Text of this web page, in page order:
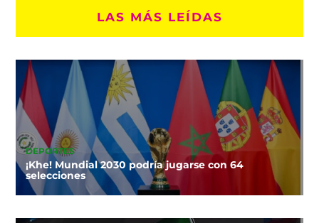
LAS MÁS LEÍDAS
DEPORTES
¡Khe! Mundial 2030 podría jugarse con 64
selecciones